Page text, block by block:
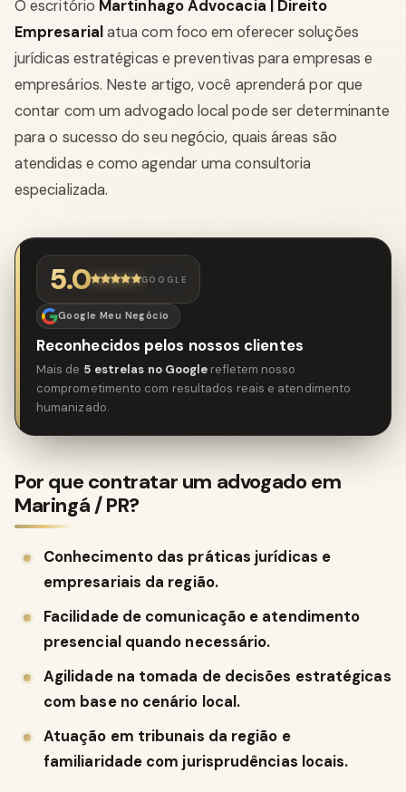
O escritório Martinhago Advocacia | Direito
Empresarialatua com foco em oferecer soluções
jurídicas estratégicas e preventivas para empresas e
empresários. Neste artigo, você aprenderá por que
contar com um advogado local pode ser determinante
para o sucesso do seu negócio, quais áreas são
atendidas e como agendar uma consultoria
especializada.
5.0 GOOGLE
Google Meu Negócio
Reconhecidos pelos nossos clientes
Mais de 5 estrelas no Google refletem nosso
comprometimento com resultados reais e atendimento
humanizado.
Por que contratar um advogado em
Maringá / PR?
Conhecimento das práticas jurídicas e
empresariais da região.
Facilidade de comunicação e atendimento
presencial quando necessário.
Agilidade na tomada de decisões estratégicas
com base no cenário local.
Atuação em tribunais da região e
familiaridade com jurisprudências locais.